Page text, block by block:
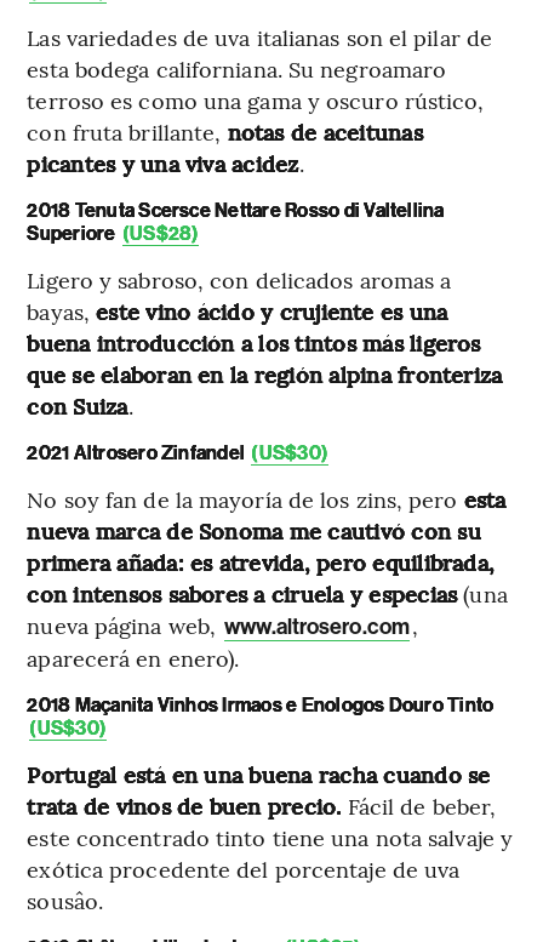
Las variedades de uva italianas son el pilar de
esta bodega californiana. Su negroamaro
terroso es como una gama y oscuro rústico,
con fruta brillante, notas de aceitunas
picantes y una viva acidez.
2018 Tenuta Scersce Nettare Rosso di Valtellina
Superiore (US$28)
Ligero y sabroso, con delicados aromas a
bayas, este vino ácido y crujiente es una
buena introducción a los tintos más ligeros
que se elaboran en la región alpina fronteriza
con Suiza.
2021 Altrosero Zinfandel (US$30)
No soy fan de la mayoría de los zins, pero esta
nueva marca de Sonoma me cautivó con su
primera añada: es atrevida, pero equilibrada,
con intensos sabores a ciruela y especias(una
nueva página web, www.altrosero.com,
aparecerá en enero).
2018 Maçanita Vinhos Irmaos e Enologos Douro Tinto
(US$30)
Portugal está en una buena racha cuando se
trata de vinos de buen precio. Fácil de beber,
este concentrado tinto tiene una nota salvaje y
exótica procedente del porcentaje de uva
sousâo.